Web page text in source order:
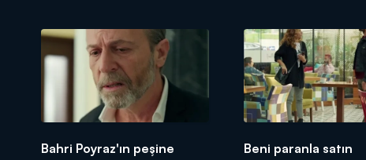
Bahri Poyraz'ın peşine
Beni paranla satın